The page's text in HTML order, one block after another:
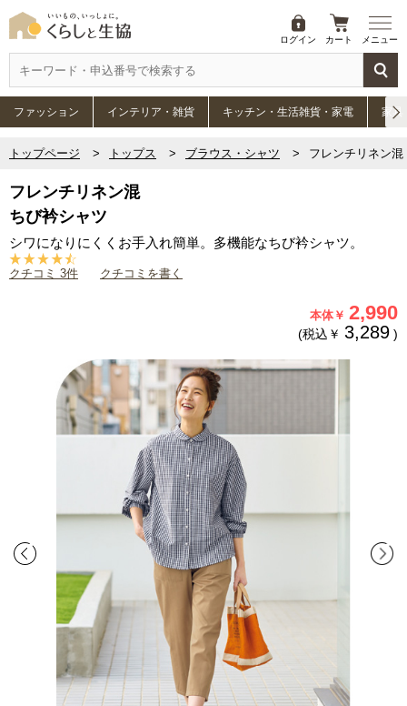
ログイン カート メニュー
ファッション インテリア・雑貨 キッチン・生活雑貨・家電 家具
トップページ トップス ブラウス・シャツ フレンチリネン
フレンチリネン混
ちび衿シャツ
シワになりにくくお手入れ簡単。多機能なちび衿シャツ。
クチコミ 3件 クチコミを書く
本体￥ 2,990
(税込￥ 3,289 )